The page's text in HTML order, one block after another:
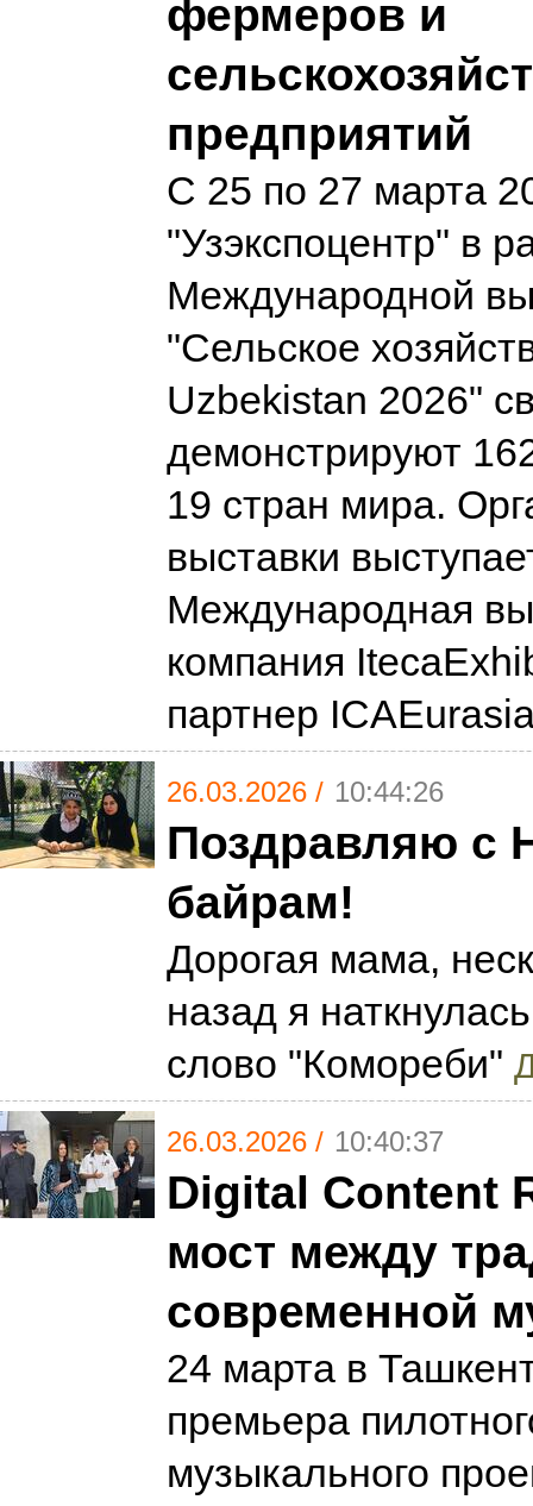
фермеров и
предприятий
С 25 по 27 марта
"Узэкспоцентр" в
Международной
"Сельское
Uzbekistan 2026"
демонстрируют
19 стран мира.
выставки
Международная
компания
партнер
26.03.2026 / 10:44:26
Поздравляю с
байрам!
Дорогая мама,
назад я
слово "Комореби"
26.03.2026 / 10:40:37
Digital Content
мост между
современной
24 марта в
премьера
музыкального